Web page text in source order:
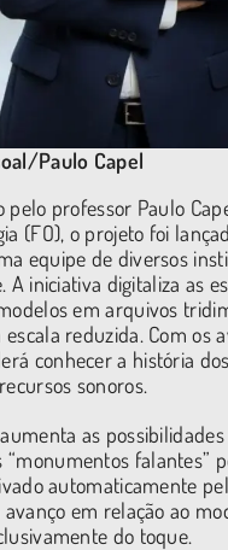
Paulo Capel
pelo professor Paulo
(FO), o projeto foi
equipe de diversos
A iniciativa digitaliza as
em arquivos
reduzida. Com os
conhecer a história
sonoros.
as
“monumentos falantes”
automaticamente
em relação ao
do toque.